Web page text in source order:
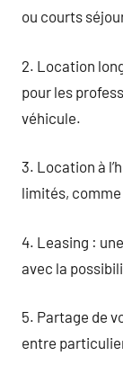
ou courts
2. Location
pour les
véhicule.
3. Location à
limités,
4. Leasing :
avec la
5. Partage de
entre